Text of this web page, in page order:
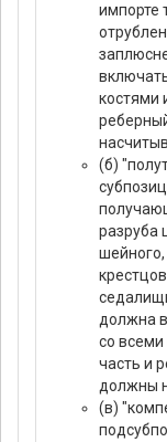
импорте
костями
(б)
разруба
шейного,
должна
со
часть и
должны
(в)